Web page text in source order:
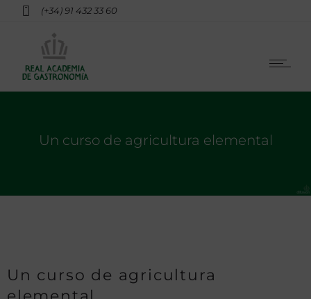
(+34) 91 432 33 60
Un curso de agricultura elemental
Un curso de agricultura